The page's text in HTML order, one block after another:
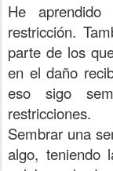
He
restricción.
parte de los
en el daño
eso sigo
restricciones.
Sembrar una
algo, teniendo